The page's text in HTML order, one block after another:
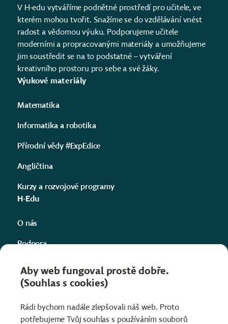
V H-edu vytváříme podnětné prostředí pro učitele, ve
kterém mohou tvořit. Snažíme se do vzdělávání vnést
radost a vědomou výuku. Podporujeme učitele
moderními a propracovanými materiály a umožňujeme
jim soustředit se na to podstatné – vytváření
kreativního prostoru pro sebe a své žáky.
Výukové materiály
Matematika
Informatika a robotika
Přírodní vědy #ExpEdice
Angličtina
Kurzy a rozvojové programy
H-Edu
O nás
Podpora
Projekty
Obchodní podmínky
Aby web fungoval prostě dobře.
(Souhlas s cookies)
Rádi bychom nadále zlepšovali náš web. Proto
potřebujeme Tvůj souhlas s používáním souborů